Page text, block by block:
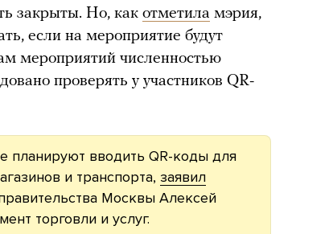
закрыты. Но, как отметила мэрия,
если на мероприятие будут
мероприятий численностью
проверять у участников QR-
планируют вводить QR-коды для
и транспорта, заявил
Москвы Алексей
торговли и услуг.